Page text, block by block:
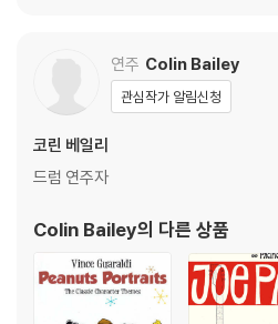
연주 Colin Bailey
관심작가 알림신청
코린 베일리
드럼 연주자
Colin Bailey의 다른 상품